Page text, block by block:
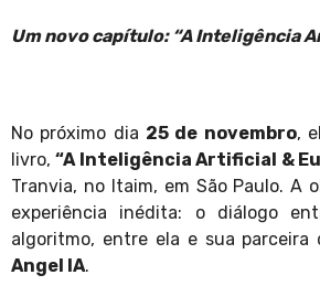
Um novo capítulo: “A Inteligência
No próximo dia 25 de novembro,
livro,“A Inteligência Artificial &
Tranvia, no Itaim, em São Paulo. A
experiência inédita: o diálogo
algoritmo, entre ela e sua
Angel IA.